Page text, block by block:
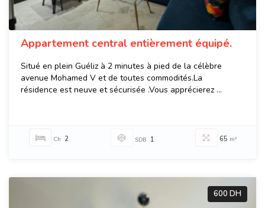
Appartement central entièrement équipé.
Situé en plein Guéliz à 2 minutes à pied de la célèbre
avenue Mohamed V et de toutes commodités.La
résidence est neuve et sécurisée .Vous apprécierez ...
Ch 2 SDB 1 65 m²
600 DH